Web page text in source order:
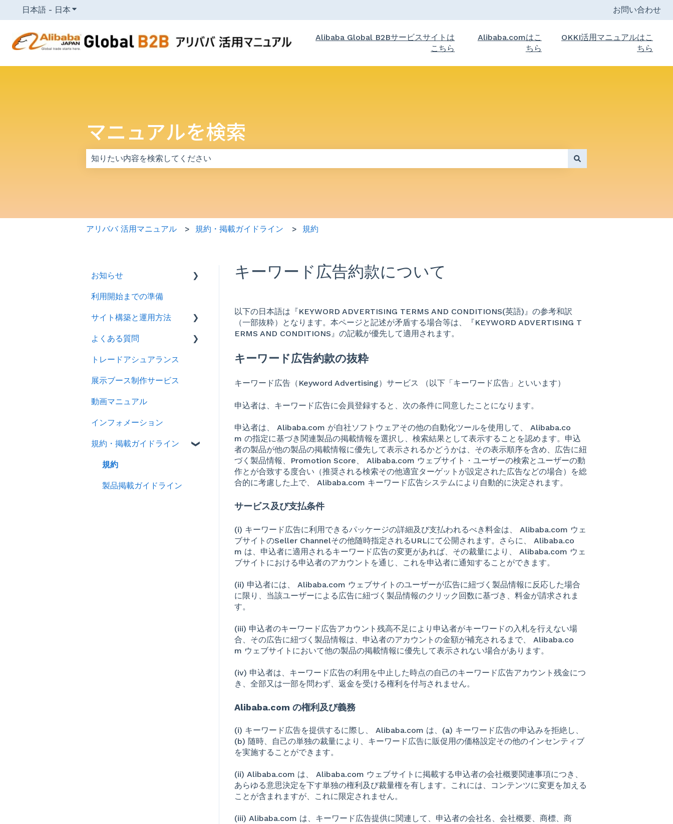
日本語 - 日本 翻訳のサブメニューを表示 お問い合わせ
Alibaba Global B2Bサービスサイトは
こちら
Alibaba.comはこ
ちら
OKKI活用マニュアルはこ
ちら
マニュアルを検索
アリババ 活用マニュアル 規約・掲載ガイドライン 規約
キーワード広告約款について
以下の日本語は『KEYWORD ADVERTISING TERMS AND CONDITIONS(英語)』の参考和訳
（一部抜粋）となります。本ページと記述が矛盾する場合等は、『KEYWORD ADVERTISING T
ERMS AND CONDITIONS』の記載が優先して適用されます。
キーワード広告約款の抜粋
キーワード広告（Keyword Advertising）サービス （以下「キーワード広告」といいます）
申込者は、キーワード広告に会員登録すると、次の条件に同意したことになります。
申込者は、 Alibaba.com が自社ソフトウェアその他の自動化ツールを使用して、 Alibaba.co
m の指定に基づき関連製品の掲載情報を選択し、検索結果として表示することを認めます。申込
者の製品が他の製品の掲載情報に優先して表示されるかどうかは、その表示順序を含め、広告に紐
づく製品情報、Promotion Score、 Alibaba.com ウェブサイト・ユーザーの検索とユーザーの動
作とが合致する度合い（推奨される検索その他適宜ターゲットが設定された広告などの場合）を総
合的に考慮した上で、 Alibaba.com キーワード広告システムにより自動的に決定されます。
サービス及び支払条件
(i) キーワード広告に利用できるパッケージの詳細及び支払われるべき料金は、 Alibaba.com ウェ
ブサイトのSeller Channelその他随時指定されるURLにて公開されます。さらに、 Alibaba.co
m は、申込者に適用されるキーワード広告の変更があれば、その裁量により、 Alibaba.com ウェ
ブサイトにおける申込者のアカウントを通じ、これを申込者に通知することができます。
(ii) 申込者には、 Alibaba.com ウェブサイトのユーザーが広告に紐づく製品情報に反応した場合
に限り、当該ユーザーによる広告に紐づく製品情報のクリック回数に基づき、料金が請求されま
す。
(iii) 申込者のキーワード広告アカウント残高不足により申込者がキーワードの入札を行えない場
合、その広告に紐づく製品情報は、申込者のアカウントの金額が補充されるまで、 Alibaba.co
m ウェブサイトにおいて他の製品の掲載情報に優先して表示されない場合があります。
(iv) 申込者は、キーワード広告の利用を中止した時点の自己のキーワード広告アカウント残金につ
き、全部又は一部を問わず、返金を受ける権利を付与されません。
Alibaba.com の権利及び義務
(i) キーワード広告を提供するに際し、 Alibaba.com は、(a) キーワード広告の申込みを拒絶し、
(b) 随時、自己の単独の裁量により、キーワード広告に販促用の価格設定その他のインセンティブ
を実施することができます。
(ii) Alibaba.com は、 Alibaba.com ウェブサイトに掲載する申込者の会社概要関連事項につき、
あらゆる意思決定を下す単独の権利及び裁量権を有します。これには、コンテンツに変更を加える
ことが含まれますが、これに限定されません。
(iii) Alibaba.com は、キーワード広告提供に関連して、申込者の会社名、会社概要、商標、商
お知らせ
2026年
2025年
2024年
利用開始までの準備
サイト構築と運用方法
会社情報を登録する
製品ページ登録の準備をす
に返信する
RFQを使ってバイヤーに
よくある質問
ログイン
アカウント
製品情報
メッセージ
RFQ
広告
分析
トレードアシュアランス
展示ブース制作サービス
動画マニュアル
インフォメーション
規約・掲載ガイドライン
規約
製品掲載ガイドライン